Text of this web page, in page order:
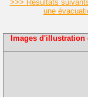
>>> Résultats
une
Images